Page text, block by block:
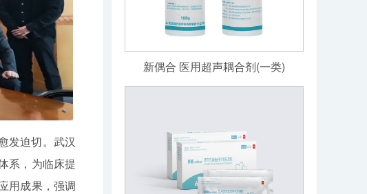
发迫切。武汉
系，为临床提
用成果，强调
新偶合 医用超声耦合剂(一类)